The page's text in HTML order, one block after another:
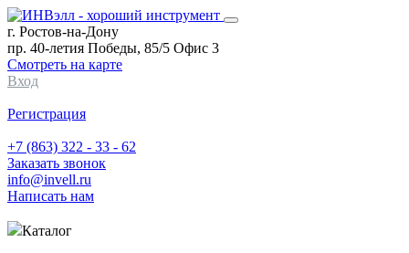
г. Ростов-на-Дону
пр. 40-летия Победы, 85/5 Офис 3
Смотреть на карте
Вход
Регистрация
+7 (863) 322 - 33 - 62
Заказать звонок
info@invell.ru
Написать нам
Каталог